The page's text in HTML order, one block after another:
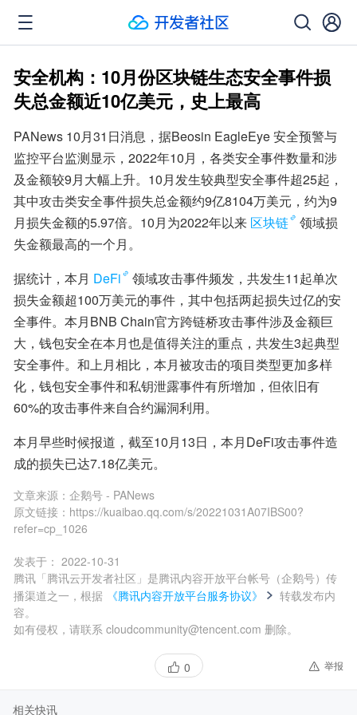
安全机构：10月份区块链生态安全事件损
失总金额近10亿美元，史上最高
PANews 10月31日消息，据Beosin EagleEye 安全预警与
监控平台监测显示，2022年10月，各类安全事件数量和涉
及金额较9月大幅上升。10月发生较典型安全事件超25起，
其中攻击类安全事件损失总金额约9亿8104万美元，约为9
月损失金额的5.97倍。10月为2022年以来 区块链
领域损
失金额最高的一个月。
据统计，本月 DeFi
领域攻击事件频发，共发生11起单次
损失金额超100万美元的事件，其中包括两起损失过亿的安
全事件。本月BNB Chain官方跨链桥攻击事件涉及金额巨
大，钱包安全在本月也是值得关注的重点，共发生3起典型
安全事件。和上月相比，本月被攻击的项目类型更加多样
化，钱包安全事件和私钥泄露事件有所增加，但依旧有
60%的攻击事件来自合约漏洞利用。
本月早些时候报道，截至10月13日，本月DeFi攻击事件造
成的损失已达7.18亿美元。
文章来源： 企鹅号 - PANews
原文链接： https://kuaibao.qq.com/s/20221031A07IBS00?
refer=cp_1026
发表于： 2022-10-31
腾讯「腾讯云开发者社区」是腾讯内容开放平台帐号（企鹅号）传
播渠道之一，根据
《腾讯内容开放平台服务协议》
转载发布内
容。
如有侵权，请联系 cloudcommunity@tencent.com 删除。
0 举报
相关快讯